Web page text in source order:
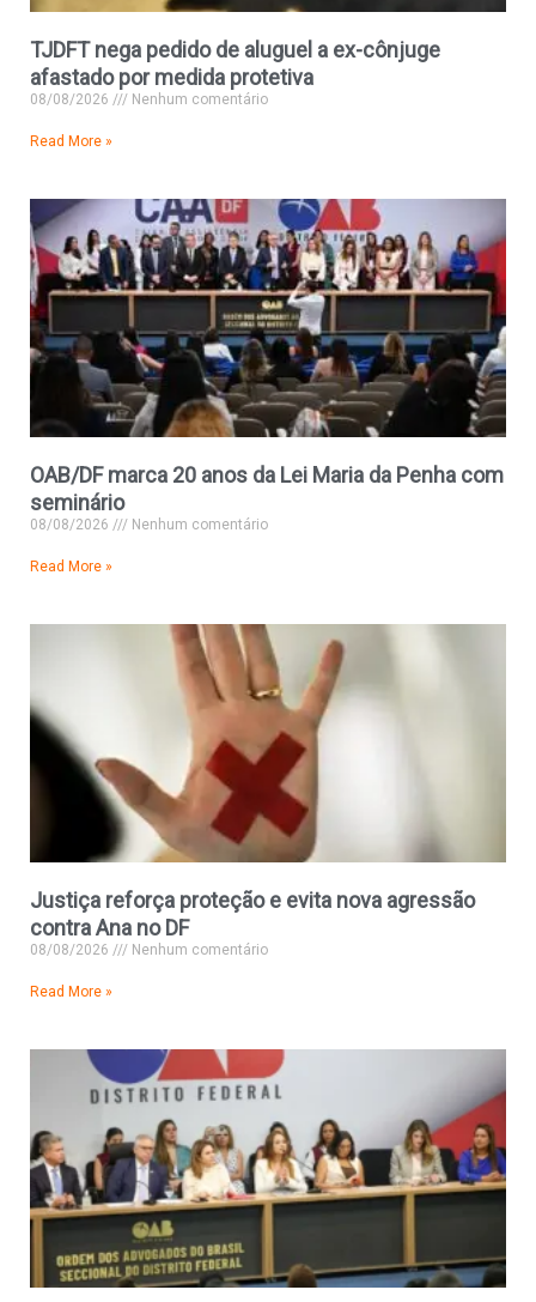
TJDFT nega pedido de aluguel a ex-cônjuge
afastado por medida protetiva
08/08/2026 Nenhum comentário
Read More »
OAB/DF marca 20 anos da Lei Maria da Penha com
seminário
08/08/2026 Nenhum comentário
Read More »
Justiça reforça proteção e evita nova agressão
contra Ana no DF
08/08/2026 Nenhum comentário
Read More »